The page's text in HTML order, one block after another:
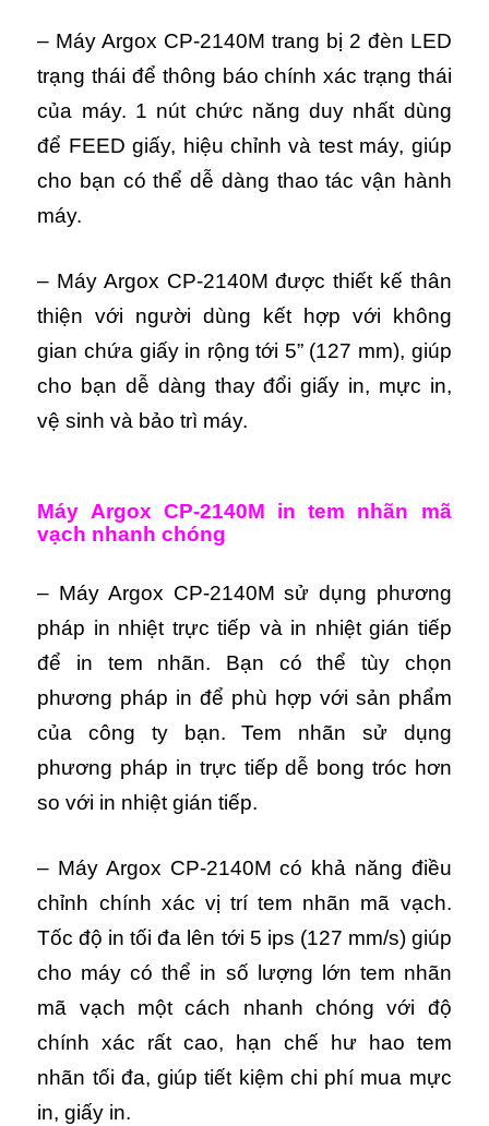
– Máy Argox CP-2140M trang bị 2 đèn LED
trạng thái để thông báo chính xác trạng thái
của máy. 1 nút chức năng duy nhất dùng
để FEED giấy, hiệu chỉnh và test máy, giúp
cho bạn có thể dễ dàng thao tác vận hành
máy.
– Máy Argox CP-2140M được thiết kế thân
thiện với người dùng kết hợp với không
gian chứa giấy in rộng tới 5” (127 mm), giúp
cho bạn dễ dàng thay đổi giấy in, mực in,
vệ sinh và bảo trì máy.
Máy Argox CP-2140M in tem nhãn mã
vạch nhanh chóng
– Máy Argox CP-2140M sử dụng phương
pháp in nhiệt trực tiếp và in nhiệt gián tiếp
để in tem nhãn. Bạn có thể tùy chọn
phương pháp in để phù hợp với sản phẩm
của công ty bạn. Tem nhãn sử dụng
phương pháp in trực tiếp dễ bong tróc hơn
so với in nhiệt gián tiếp.
– Máy Argox CP-2140M có khả năng điều
chỉnh chính xác vị trí tem nhãn mã vạch.
Tốc độ in tối đa lên tới 5 ips (127 mm/s) giúp
cho máy có thể in số lượng lớn tem nhãn
mã vạch một cách nhanh chóng với độ
chính xác rất cao, hạn chế hư hao tem
nhãn tối đa, giúp tiết kiệm chi phí mua mực
in, giấy in.